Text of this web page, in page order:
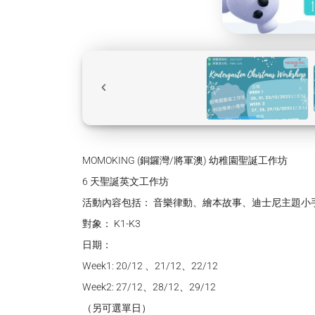
MOMOKING (銅鑼灣/將軍澳) 幼稚園聖誕工作坊
6 天聖誕英文工作坊
活動內容包括： 音樂律動、繪本故事、迪士尼主題小
對象： K1-K3
日期：
Week1: 20/12 、21/12、22/12
Week2: 27/12、28/12、29/12
（另可選單日）